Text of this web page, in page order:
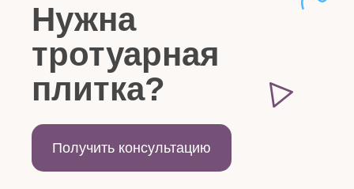
Нужна
тротуарная
плитка?
Получить консультацию